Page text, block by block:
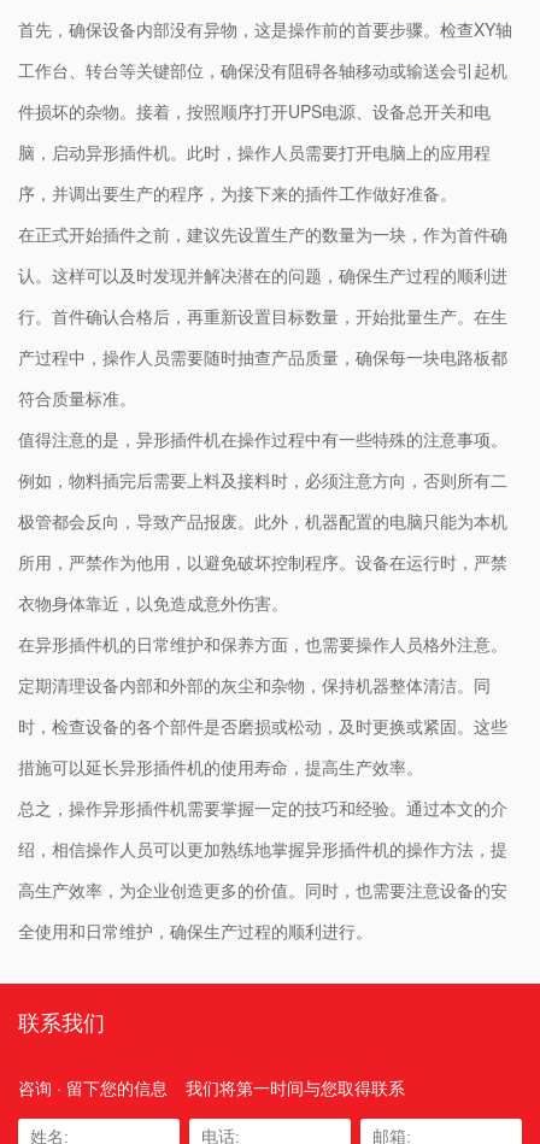
首先，确保设备内部没有异物，这是操作前的首要步骤。检查XY轴
工作台、转台等关键部位，确保没有阻碍各轴移动或输送会引起机
件损坏的杂物。接着，按照顺序打开UPS电源、设备总开关和电
脑，启动异形插件机。此时，操作人员需要打开电脑上的应用程
序，并调出要生产的程序，为接下来的插件工作做好准备。
在正式开始插件之前，建议先设置生产的数量为一块，作为首件确
认。这样可以及时发现并解决潜在的问题，确保生产过程的顺利进
行。首件确认合格后，再重新设置目标数量，开始批量生产。在生
产过程中，操作人员需要随时抽查产品质量，确保每一块电路板都
符合质量标准。
值得注意的是，异形插件机在操作过程中有一些特殊的注意事项。
例如，物料插完后需要上料及接料时，必须注意方向，否则所有二
极管都会反向，导致产品报废。此外，机器配置的电脑只能为本机
所用，严禁作为他用，以避免破坏控制程序。设备在运行时，严禁
衣物身体靠近，以免造成意外伤害。
在异形插件机的日常维护和保养方面，也需要操作人员格外注意。
定期清理设备内部和外部的灰尘和杂物，保持机器整体清洁。同
时，检查设备的各个部件是否磨损或松动，及时更换或紧固。这些
措施可以延长异形插件机的使用寿命，提高生产效率。
总之，操作异形插件机需要掌握一定的技巧和经验。通过本文的介
绍，相信操作人员可以更加熟练地掌握异形插件机的操作方法，提
高生产效率，为企业创造更多的价值。同时，也需要注意设备的安
全使用和日常维护，确保生产过程的顺利进行。
联系我们
咨询 · 留下您的信息 我们将第一时间与您取得联系